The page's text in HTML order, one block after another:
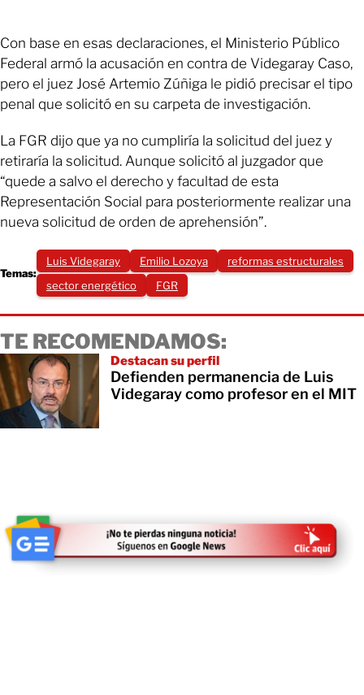
Con base en esas declaraciones, el Ministerio Público
Federal armó la acusación en contra de Videgaray Caso,
pero el juez José Artemio Zúñiga le pidió precisar el tipo
penal que solicitó en su carpeta de investigación.
La FGR dijo que ya no cumpliría la solicitud del juez y
retiraría la solicitud. Aunque solicitó al juzgador que
“quede a salvo el derecho y facultad de esta
Representación Social para posteriormente realizar una
nueva solicitud de orden de aprehensión”.
Temas:
Luis Videgaray Emilio Lozoya
reformas estructurales
sector energético
FGR
TE RECOMENDAMOS:
Destacan su perfil
Defienden permanencia de Luis
Videgaray como profesor en el MIT